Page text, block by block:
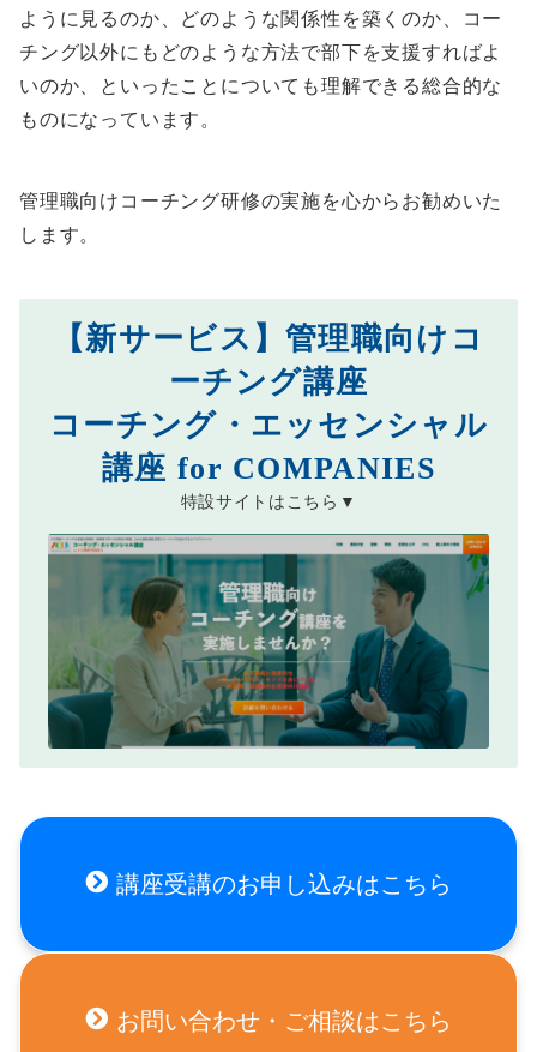
ように見るのか、どのような関係性を築くのか、コー
チング以外にもどのような方法で部下を支援すればよ
いのか、といったことについても理解できる総合的な
ものになっています。
管理職向けコーチング研修の実施を心からお勧めいた
します。
【新サービス】管理職向けコ
ーチング講座
コーチング・エッセンシャル
講座 for COMPANIES
特設サイトはこちら▼
講座受講のお申し込みはこちら
お問い合わせ・ご相談はこちら